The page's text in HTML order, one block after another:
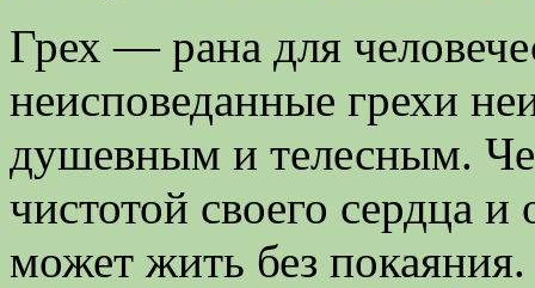
Грех ― рана для
неисповеданные грехи
душевным и телесным.
чистотой своего сердца
может жить без покаяния.